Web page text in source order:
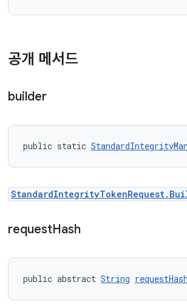
공개 메서드
builder
public static
requestHash
public abstract String requestHash